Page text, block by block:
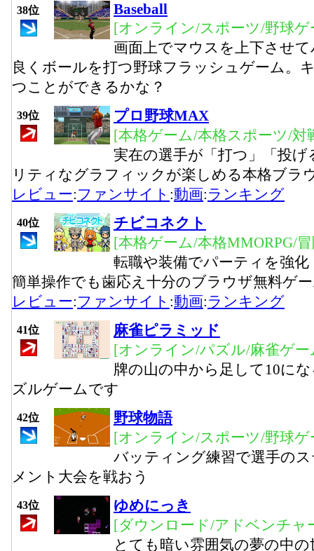
38位
Baseball
[オンライン/スポーツ/野球ゲ
画面上でマウスを上下させ
良くボールを打つ野球フラッシュゲーム。
つことができるかな？
39位
プロ野球MAX
[本格ゲーム/本格スポーツ/対
実在の選手が「打つ」「投
リティなグラフィックが楽しめる本格ブラ
レビュー:ファンサイト :動画:ランキング
40位
チビコネクト
[本格ゲーム/本格MMORPG/
転職や装備でパーティを強
簡単操作でも歯応え十分のブラウザ無料ゲ
レビュー:ファンサイト :動画:ランキング
41位
麻雀ピラミッド
[オンライン/パズル/麻雀ゲー
牌の山の中から足して10に
ズルゲームです
42位
野球物語
[オンライン/スポーツ/野球ゲ
バッティング練習で選手の
メント大会を戦おう
43位
ゆめにっき
[ダウンロード/アドベンチャ
とても暗い雰囲気の夢の中